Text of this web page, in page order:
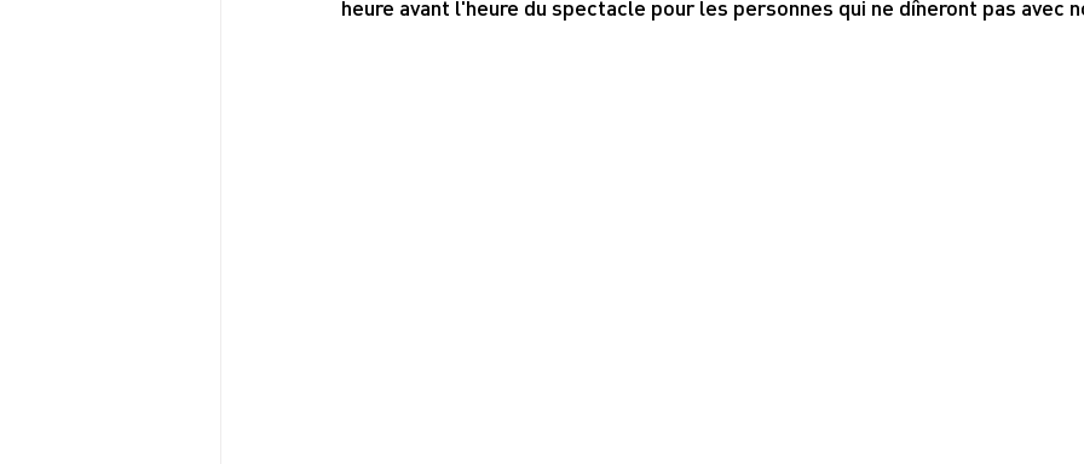
heure avant l'heure du spectacle pour les personnes qui ne dîneront pas avec